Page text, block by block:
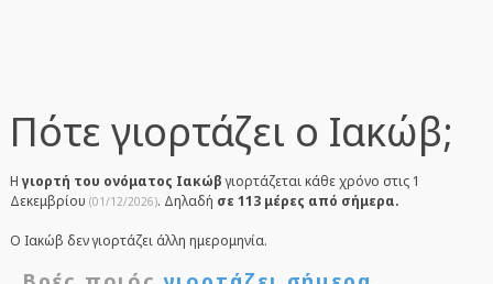
Πότε γιορτάζει ο Ιακώβ;
Η γιορτή του ονόματος Ιακώβγιορτάζεται κάθε χρόνο στις 1
Δεκεμβρίου (01/12/2026). Δηλαδή σε 113 μέρες από σήμερα.
Ο Ιακώβ δεν γιορτάζει άλλη ημερομηνία.